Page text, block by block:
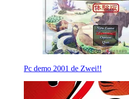
Pc demo 2001 de Zwei!!